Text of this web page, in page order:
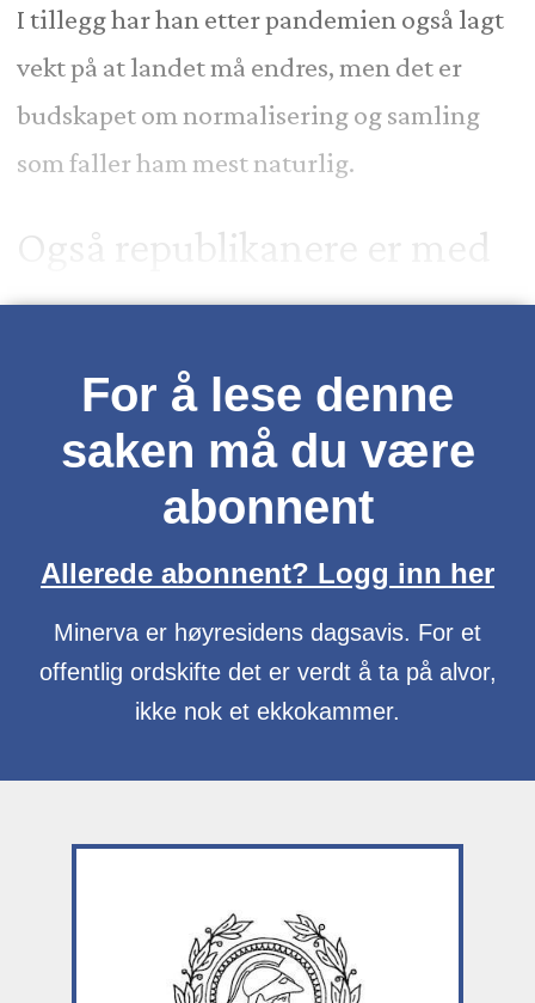
I tillegg har han etter pandemien også lagt
vekt på at landet må endres, men det er
budskapet om normalisering og samling
som faller ham mest naturlig.
Også republikanere er med
For å lese denne
saken må du være
abonnent
Allerede abonnent? Logg inn her
Minerva er høyresidens dagsavis. For et
offentlig ordskifte det er verdt å ta på alvor,
ikke nok et ekkokammer.